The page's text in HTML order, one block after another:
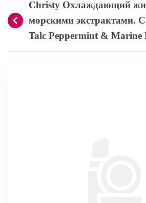
Christy Охлаждающий
морскими экстрактами.
Talc Peppermint & Marine